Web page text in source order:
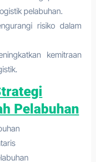
pelabuhan.
risiko dalam
kemitraan
Pelabuhan